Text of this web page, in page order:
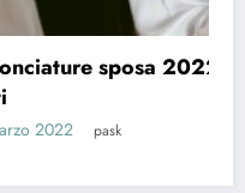
spazio ai capelli